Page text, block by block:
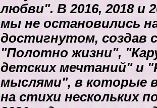
любви". В 2016, 2018 и
мы не остановились
достигнутом, создав
"Полотно жизни",
детских мечтаний" и
мыслями", в которые
на стихи нескольких